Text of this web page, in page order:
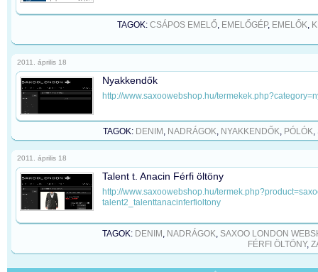
TAGOK: CSÁPOS EMELŐ, EMELŐGÉP, EMELŐK,
2011. április 18
Nyakkendők
http://www.saxoowebshop.hu/
TAGOK: DENIM , NADRÁGOK, NYAKKENDŐK, PÓLÓK,
2011. április 18
Talent t. Anacin Férfi öltöny
http://www.saxoowebshop.hu/
talent2_talenttanacinferfioltony
TAGOK: DENIM NADRÁGOK SAXOO LONDON
FÉRFI ÖLTÖNY,